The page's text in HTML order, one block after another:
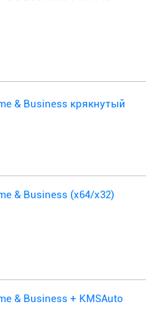
& Business крякнутый
& Business (x64/x32)
& Business + KMSAuto